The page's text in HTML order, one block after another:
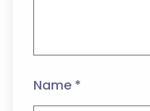
Name *